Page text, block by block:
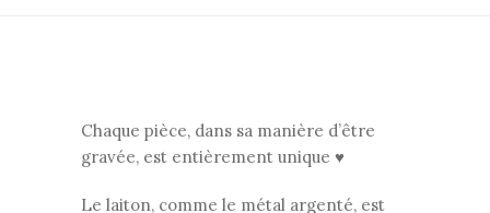
Chaque pièce, dans sa manière d’être
gravée, est entièrement unique ♥
Le laiton, comme le métal argenté, est